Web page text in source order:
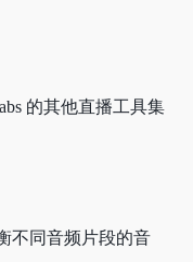
的其他直播工具集
不同音频片段的音